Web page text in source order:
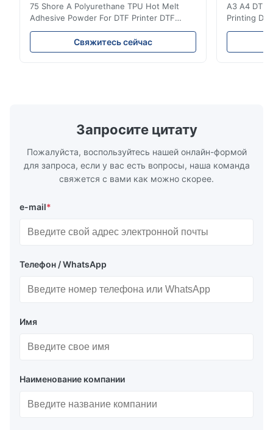
75 Shore A Polyurethane TPU Hot Melt
Adhesive Powder For DTF Printer DTF
Powder Technical Parameters Bonding
Parameters ( reference only) Temperature
110-130℃ Press 0.5-1.5 kg/cm2 Time 8-20
Свяжитесь сейчас
A3 A4 DTF
Printing
application
pattern
Запросите цитату
Пожалуйста, воспользуйтесь нашей онлайн-формой
для запроса, если у вас есть вопросы, наша команда
свяжется с вами как можно скорее.
e-mail*
Телефон / WhatsApp
Имя
Наименование компании